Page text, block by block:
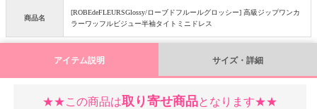
商品名
[ROBEdeFLEURSGlossy/ローブドフルールグロッシー] 高級ジップワンカ
ラーワッフルビジュー半袖タイトミニドレス
アイテム説明 サイズ・詳細
★★この商品は取り寄せ商品となります★★